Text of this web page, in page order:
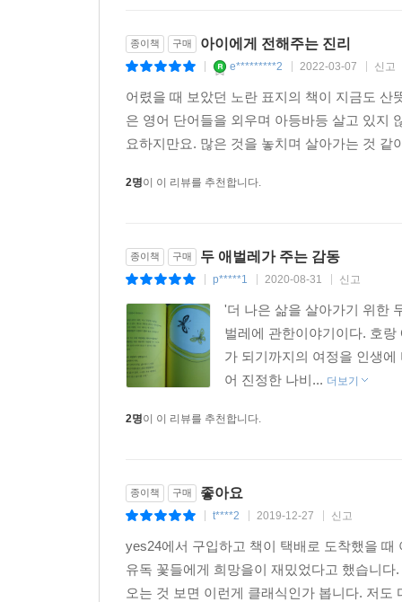
종이책 구매 아이에게 전해주는 진리
e*********2 2022-03-07 신고
어렸을 때 보았던 노란 표지의 책이 지금도
은 영어 단어들을 외우며 아등바등 살고 있지
요하지만요. 많은 것을 놓치며 살아가는 것
2명이 이 리뷰를 추천합니다.
종이책 구매 두 애벌레가 주는 감동
p*****1 2020-08-31 신고
'더 나은 삶을 살아가기 위한
벌레에 관한이야기이다. 호
가 되기까지의 여정을 인생
어 진정한 나비... 더보기
2명이 이 리뷰를 추천합니다.
종이책 구매 좋아요
t****2 2019-12-27 신고
yes24에서 구입하고 책이 택배로 도착했을
유독 꽃들에게 희망을이 재밌었다고 했습니
오는 것 보면 이런게 클래식인가 봅니다. 저